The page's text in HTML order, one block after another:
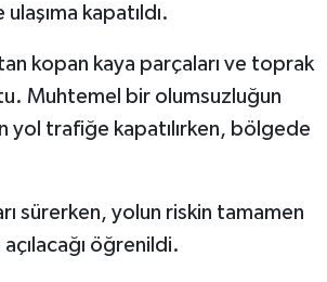
kapatıldı.
kopan kaya parçaları ve toprak
Muhtemel bir olumsuzluğun
yol trafiğe kapatılırken, bölgede
sürerken, yolun riskin tamamen
açılacağı öğrenildi.